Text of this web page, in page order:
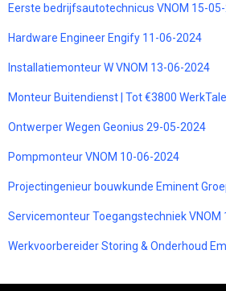
Eerste bedrijfsautotechnicus VNOM 15-
Hardware Engineer Engify 11-06-2024
Installatiemonteur W VNOM 13-06-2024
Monteur Buitendienst | Tot €3800
Ontwerper Wegen Geonius 29-05-2024
Pompmonteur VNOM 10-06-2024
Projectingenieur bouwkunde Eminent
Servicemonteur Toegangstechniek VNOM
Werkvoorbereider Storing & Onderhoud